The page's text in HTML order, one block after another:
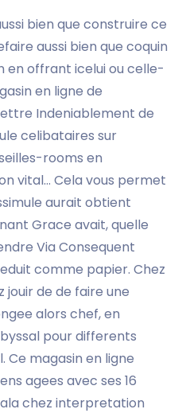
bien que construire ce
aussi bien que coquin
en offrant icelui ou celle-
en ligne de
Indeniablement de
celibataires sur
rooms en
vital… Cela vous permet
aurait obtient
Grace avait, quelle
Via Consequent
comme papier. Chez
de de faire une
alors chef, en
pour differents
Ce magasin en ligne
agees avec ses 16
chez interpretation